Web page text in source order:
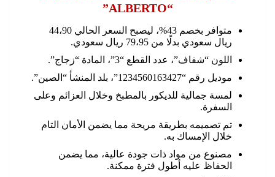
“ALBERTO”
متوافر بخصم 43%، ليصبح السعر الحالي 44،90
ريال سعودي بدلًا من 79،95 ريال سعودي.
اللون “شفاف”، عدد القطع “3”، المادة “زجاج”.
موديل رقم “1234560163427”، بلد المنشأ “الصين”.
لمسة جمالية للديكور بالمطبخ وخلال العزائم وعلى
السفرة.
تم تصميمه بطريقة مريحة مما يضمن الأمان التام
خلال الإمساك به.
مصنوع من مواد ذات جودة عالية، مما يضمن
الحفاظ عليه أطول فترة ممكنة.